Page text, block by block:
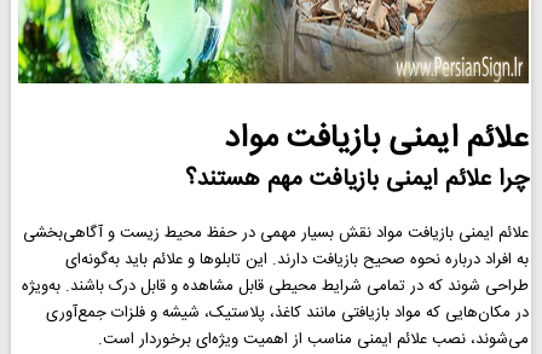
علائم ایمنی بازیافت مواد
چرا علائم ایمنی بازیافت مهم هستند؟
علائم ایمنی بازیافت مواد نقش بسیار مهمی در حفظ محیط زیست و آگاهی‌بخشی
به افراد درباره نحوه صحیح بازیافت دارند. این تابلوها و علائم باید به‌گونه‌ای
طراحی شوند که در تمامی شرایط محیطی قابل مشاهده و قابل درک باشند. به‌ویژه
در مکان‌هایی که مواد بازیافتی مانند کاغذ، پلاستیک، شیشه و فلزات جمع‌آوری
می‌شوند، نصب علائم ایمنی مناسب از اهمیت ویژه‌ای برخوردار است.